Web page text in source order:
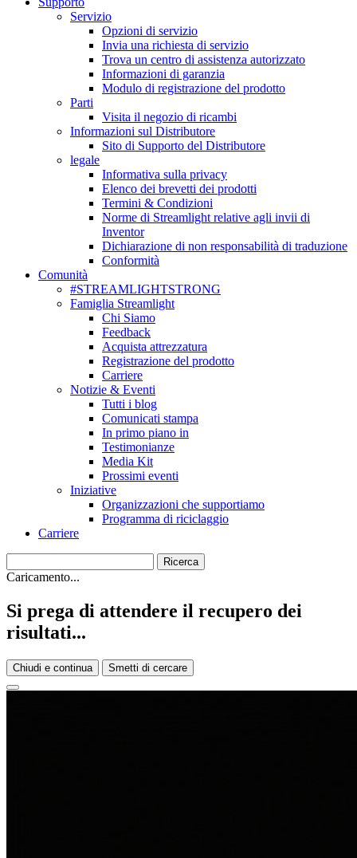
Servizio
Opzioni di servizio
Invia una richiesta di servizio
Trova un centro di assistenza autorizzato
Informazioni di garanzia
Modulo di registrazione del prodotto
Parti
Visita il negozio di ricambi
Informazioni sul Distributore
Sito di Supporto del Distributore
legale
Informativa sulla privacy
Elenco dei brevetti dei prodotti
Termini & Condizioni
Norme di Streamlight relative agli invii di
Inventor
Dichiarazione di non responsabilità di traduzione
Conformità
Comunità
#STREAMLIGHTSTRONG
Famiglia Streamlight
Chi Siamo
Feedback
Acquista attrezzatura
Registrazione del prodotto
Carriere
Notizie & Eventi
Tutti i blog
Comunicati stampa
In primo piano in
Testimonianze
Media Kit
Prossimi eventi
Iniziative
Organizzazioni che supportiamo
Programma di riciclaggio
Carriere
Caricamento...
Si prega di attendere il recupero dei
risultati...
Chiudi e continua Smetti di cercare